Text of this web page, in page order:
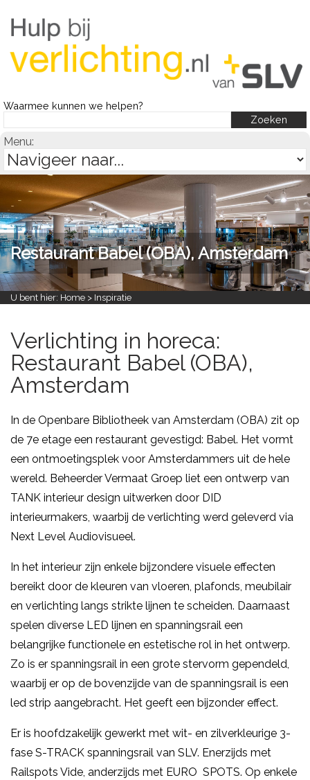
Waarmee kunnen we helpen?
Menu:
Restaurant Babel (OBA), Amsterdam
U bent hier: Home > Inspiratie
Verlichting in horeca:
Restaurant Babel (OBA),
Amsterdam
In de Openbare Bibliotheek van Amsterdam (OBA) zit op
de 7e etage een restaurant gevestigd: Babel. Het vormt
een ontmoetingsplek voor Amsterdammers uit de hele
wereld. Beheerder Vermaat Groep liet een ontwerp van
TANK interieur design uitwerken door DID
interieurmakers, waarbij de verlichting werd geleverd via
Next Level Audiovisueel.
In het interieur zijn enkele bijzondere visuele effecten
bereikt door de kleuren van vloeren, plafonds, meubilair
en verlichting langs strikte lijnen te scheiden. Daarnaast
spelen diverse LED lijnen en spanningsrail een
belangrijke functionele en estetische rol in het ontwerp.
Zo is er spanningsrail in een grote stervorm gependeld,
waarbij er op de bovenzijde van de spanningsrail is een
led strip aangebracht. Het geeft een bijzonder effect.
Er is hoofdzakelijk gewerkt met wit- en zilverkleurige 3-
fase S-TRACK spanningsrail van SLV. Enerzijds met
Railspots Vide, anderzijds met EURO SPOTS. Op enkele